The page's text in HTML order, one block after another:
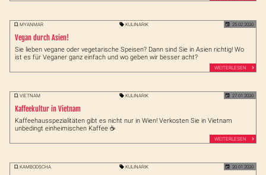
MYANMAR KULINARIK 25.02.2020
Vegan durch Asien!
Sie lieben vegane oder vegetarische Speisen? Dann sind Sie in Asien richtig! Wo
ist es für Veganer ganz einfach und wo geben wir besser acht?
WEITERLESEN
VIETNAM KULINARIK 27.01.2020
Kaffeekultur in Vietnam
Kaffeehausspezialitäten gibt es nicht nur in Wien! Verkosten Sie in Vietnam
unbedingt einheimischen Kaffee ☕
WEITERLESEN
KAMBODSCHA KULINARIK 20.01.2020